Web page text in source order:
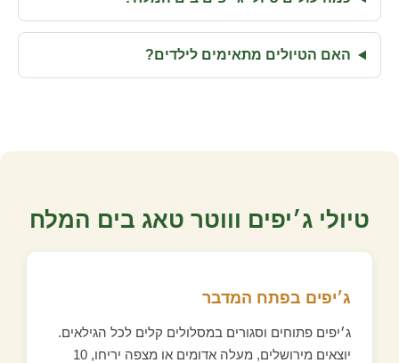
האם הטיולים מתאימים לילדים?
טיולי ג׳יפים וווטר טאג בים המלח
ג׳יפים בפתח המדבר
ג׳יפים פתוחים וסגורים במסלולים קלים לכל הגילאים.
יוצאים מירושלים, מעלה אדומים או מצפה יריחו, 10